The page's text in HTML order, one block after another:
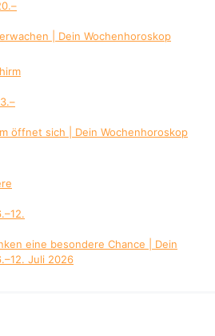
| Dein Wochenhoroskop
öffnet sich | Dein Wochenhoroskop
eine besondere Chance | Dein
Juli 2026